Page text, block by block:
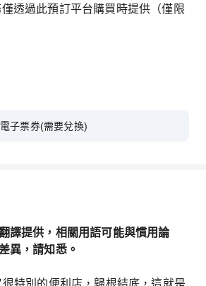
透過此預訂平台購買時提供（僅限
電子票券(需要兌換)
譯提供，相關用語可能與慣用論
異，請知悉。